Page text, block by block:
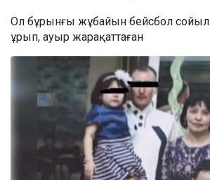
Ол бұрынғы жұбайын бейсбол
ұрып, ауыр жарақаттаған